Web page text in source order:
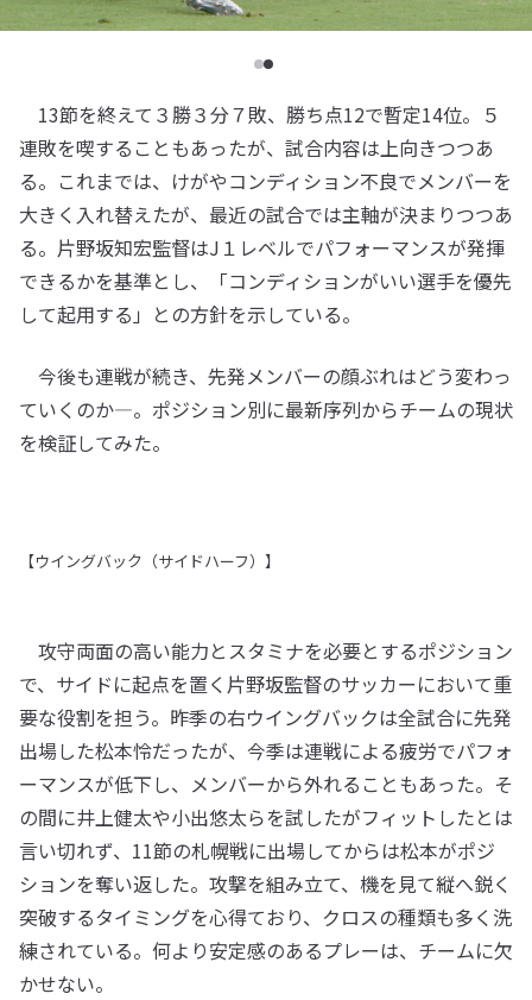
13節を終えて３勝３分７敗、勝ち点12で暫定14位。５
連敗を喫することもあったが、試合内容は上向きつつあ
る。これまでは、けがやコンディション不良でメンバーを
大きく入れ替えたが、最近の試合では主軸が決まりつつあ
る。片野坂知宏監督はJ１レベルでパフォーマンスが発揮
できるかを基準とし、「コンディションがいい選手を優先
して起用する」との方針を示している。
今後も連戦が続き、先発メンバーの顔ぶれはどう変わっ
ていくのか―。ポジション別に最新序列からチームの現状
を検証してみた。
【ウイングバック（サイドハーフ）】
攻守両面の高い能力とスタミナを必要とするポジション
で、サイドに起点を置く片野坂監督のサッカーにおいて重
要な役割を担う。昨季の右ウイングバックは全試合に先発
出場した松本怜だったが、今季は連戦による疲労でパフォ
ーマンスが低下し、メンバーから外れることもあった。そ
の間に井上健太や小出悠太らを試したがフィットしたとは
言い切れず、11節の札幌戦に出場してからは松本がポジ
ションを奪い返した。攻撃を組み立て、機を見て縦へ鋭く
突破するタイミングを心得ており、クロスの種類も多く洗
練されている。何より安定感のあるプレーは、チームに欠
かせない。